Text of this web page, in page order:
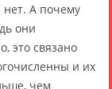
нет. А почему
они
это связано
и их
чем